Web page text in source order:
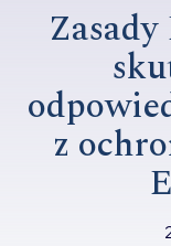
z